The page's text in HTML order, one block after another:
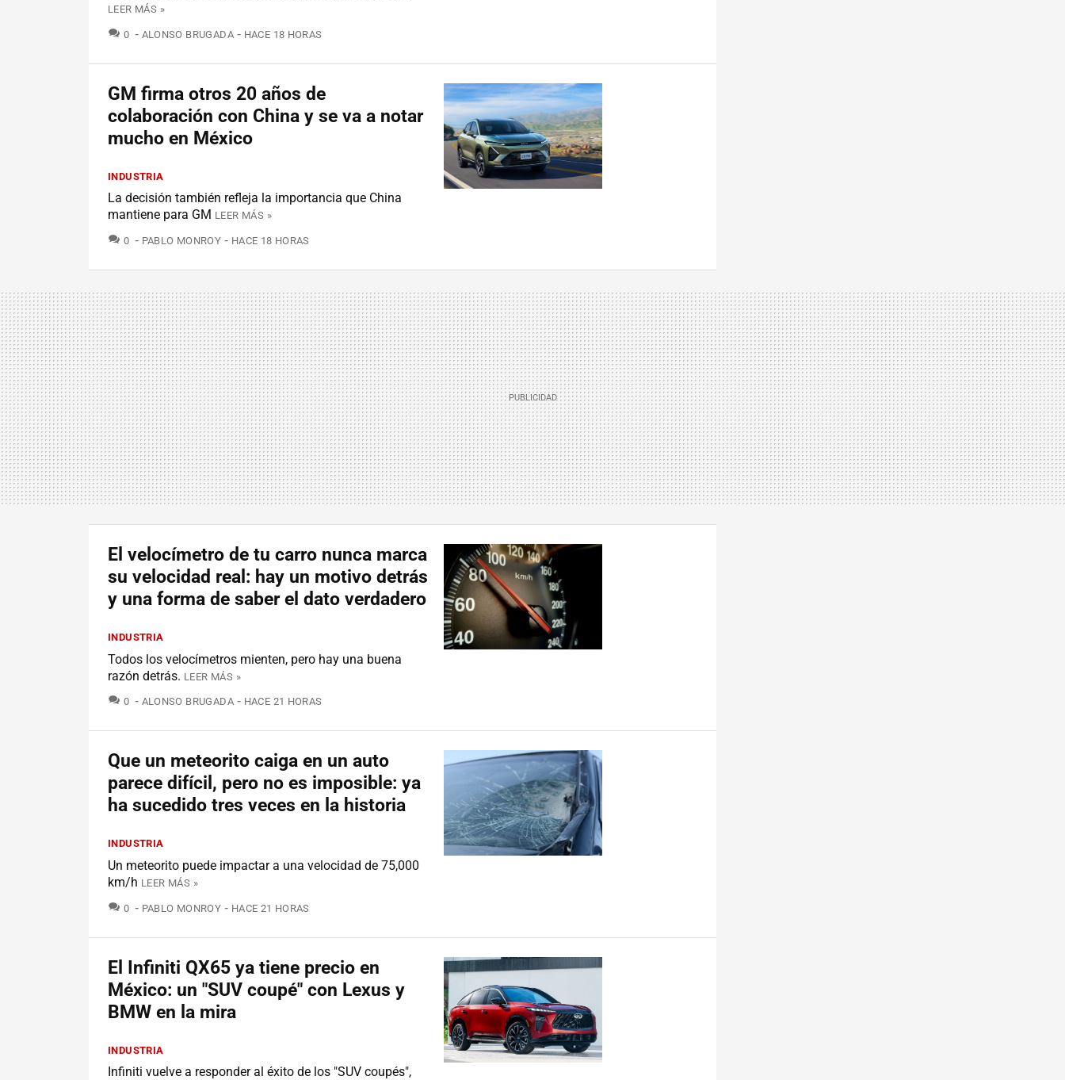
LEER MÁS »
0 COMENTARIOS
ALONSO BRUGADA HACE 18 HORAS
GM firma otros 20 años de
colaboración con China y se va a notar
mucho en México
INDUSTRIA
La decisión también refleja la importancia que China
mantiene para GM LEER MÁS »
0 COMENTARIOS
PABLO MONROY HACE 18 HORAS
El velocímetro de tu carro nunca marca
su velocidad real: hay un motivo detrás
y una forma de saber el dato verdadero
INDUSTRIA
Todos los velocímetros mienten, pero hay una buena
razón detrás. LEER MÁS »
0 COMENTARIOS
ALONSO BRUGADA HACE 21 HORAS
Que un meteorito caiga en un auto
parece difícil, pero no es imposible: ya
ha sucedido tres veces en la historia
INDUSTRIA
Un meteorito puede impactar a una velocidad de 75,000
km/h LEER MÁS »
0 COMENTARIOS
PABLO MONROY HACE 21 HORAS
El Infiniti QX65 ya tiene precio en
México: un "SUV coupé" con Lexus y
BMW en la mira
INDUSTRIA
Infiniti vuelve a responder al éxito de los "SUV coupés",